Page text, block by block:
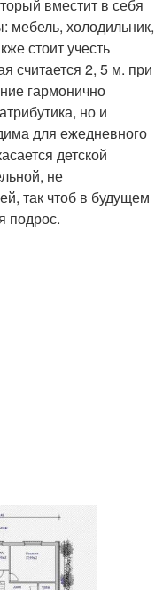
вместит в себя
мебель, холодильник,
стоит учесть
считается 2, 5 м. при
гармонично
но и
для ежедневного
детской
не
так чтоб в будущем
подрос.